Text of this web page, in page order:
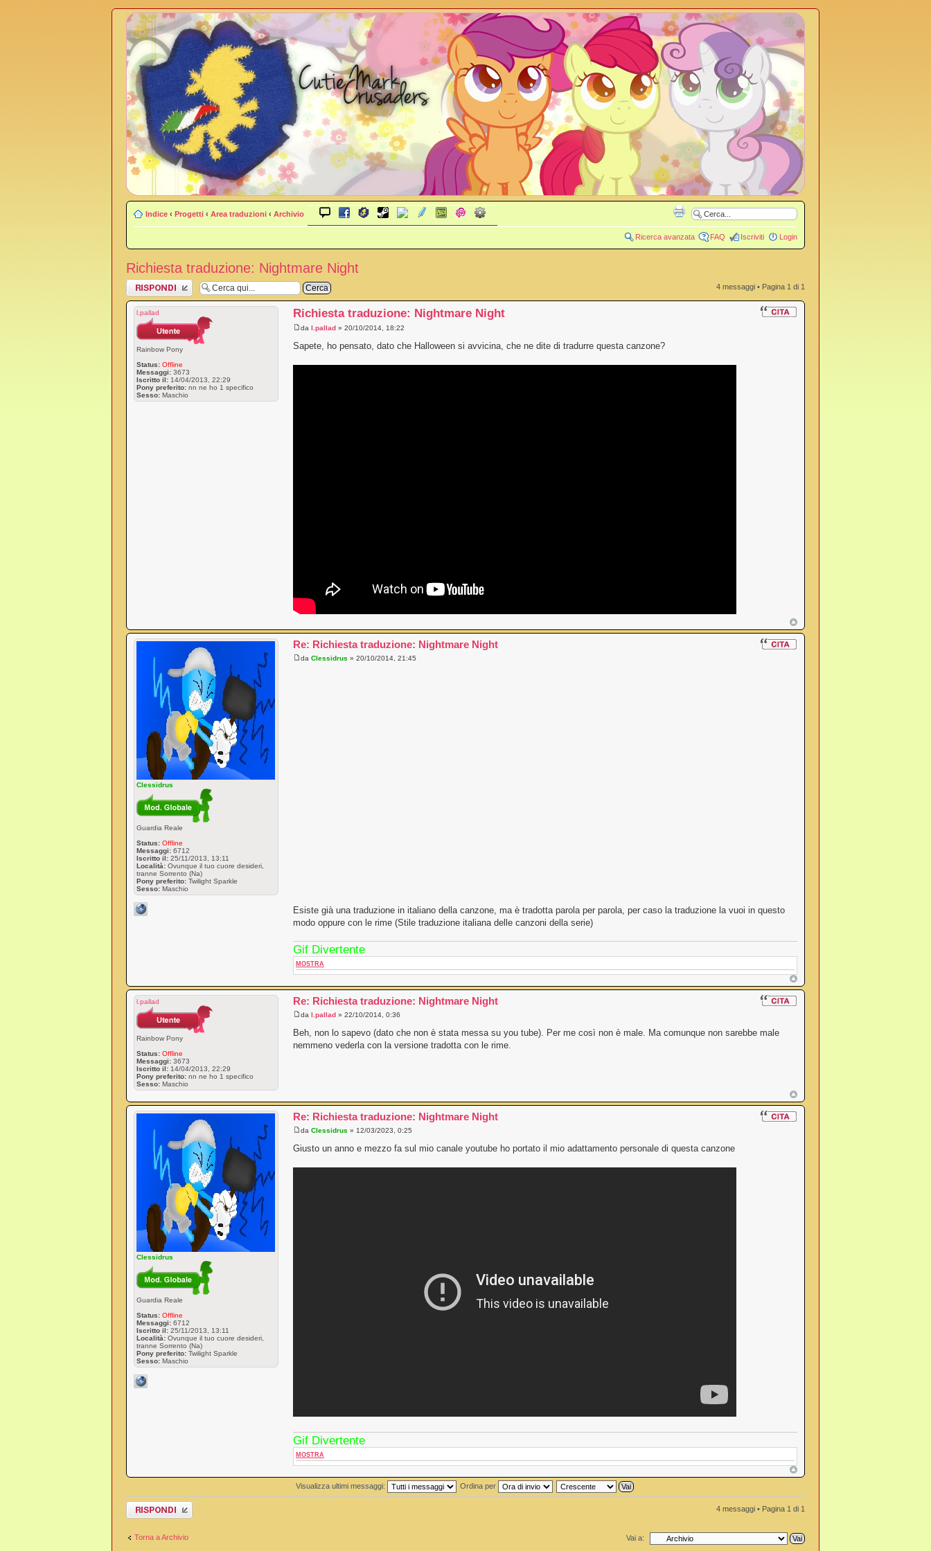
Indice ‹ Progetti ‹ Area traduzioni ‹ Archivio
Ricerca avanzata FAQ Iscriviti Login
Richiesta traduzione: Nightmare Night
Rispondi al
messaggio
4 messaggi • Pagina 1 di 1
Richiesta traduzione: Nightmare Night
da l.pallad» 20/10/2014, 18:22
Sapete, ho pensato, dato che Halloween si avvicina, che ne dite di tradurre questa canzone?
l.pallad
Rainbow Pony
Status: Offline
Messaggi: 3673
Iscritto il: 14/04/2013, 22:29
Pony preferito: nn ne ho 1 specifico
Sesso: Maschio
Re: Richiesta traduzione: Nightmare Night
da Clessidrus » 20/10/2014, 21:45
Esiste già una traduzione in italiano della canzone, ma è tradotta parola per parola, per caso la traduzione la vuoi in questo
modo oppure con le rime (Stile traduzione italiana delle canzoni della serie)
Gif Divertente
MOSTRA
Clessidrus
Guardia Reale
Status: Offline
Messaggi: 6712
Iscritto il: 25/11/2013, 13:11
Località: Ovunque il tuo cuore desideri,
tranne Sorrento (Na)
Pony preferito: Twilight Sparkle
Sesso: Maschio
Re: Richiesta traduzione: Nightmare Night
da l.pallad» 22/10/2014, 0:36
Beh, non lo sapevo (dato che non è stata messa su you tube). Per me così non è male. Ma comunque non sarebbe male
nemmeno vederla con la versione tradotta con le rime.
l.pallad
Rainbow Pony
Status: Offline
Messaggi: 3673
Iscritto il: 14/04/2013, 22:29
Pony preferito: nn ne ho 1 specifico
Sesso: Maschio
Re: Richiesta traduzione: Nightmare Night
da Clessidrus » 12/03/2023, 0:25
Giusto un anno e mezzo fa sul mio canale youtube ho portato il mio adattamento personale di questa canzone
Gif Divertente
MOSTRA
Clessidrus
Guardia Reale
Status: Offline
Messaggi: 6712
Iscritto il: 25/11/2013, 13:11
Località: Ovunque il tuo cuore desideri,
tranne Sorrento (Na)
Pony preferito: Twilight Sparkle
Sesso: Maschio
Visualizza ultimi messaggi: Ordina per
Rispondi al
messaggio
4 messaggi • Pagina 1 di 1
Torna a Archivio Vai a: